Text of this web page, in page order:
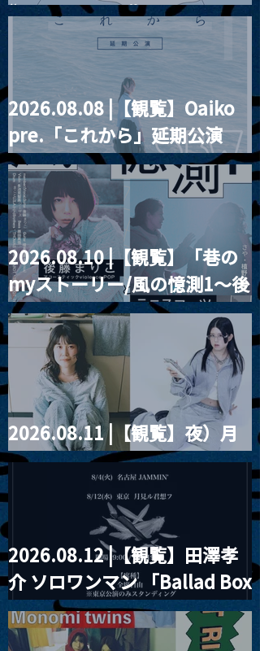
“HALL-IN-ONE”
2026.08.08 |【観覧】Oaiko
pre.「これから」延期公演
Blurred City Lights × 17歳
とベルリンの壁
2026.08.10 |【観覧】「巷の
myストーリー/風の憶測1～後
藤まりこアコースティック
violence POPとテニスコー
ツ」
2026.08.11 |【観覧】夜）月
見ル君想フpre. Sugar Shock
2026.08.12 |【観覧】田澤孝
介 ソロワンマン 「Ballad Box
2026」